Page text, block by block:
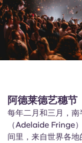
阿德莱德艺穗节
每年二月和三月，
（Adelaide Fringe
间里，来自世界各